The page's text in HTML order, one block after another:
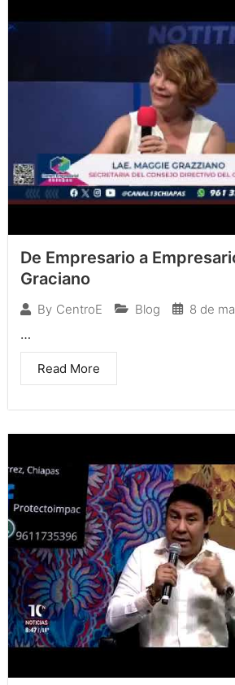
De Empresario a
Graciano
By CentroE Blog 8 de
…
Read More